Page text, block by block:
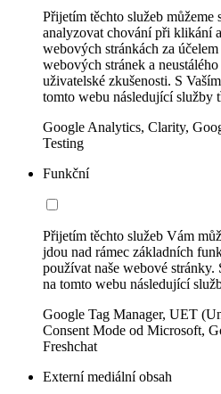
Přijetím těchto služeb můžeme
analyzovat chování při klikání
webových stránkách za
webových stránek a
uživatelské zkušenosti. S
tomto webu následující služby
Google Analytics, Clarity,
Testing
Funkční
Přijetím těchto služeb Vám
jdou nad rámec základních
používat naše webové stránky.
na tomto webu následující
Google Tag Manager, UET
Consent Mode od Microsoft,
Freshchat
Externí mediální obsah